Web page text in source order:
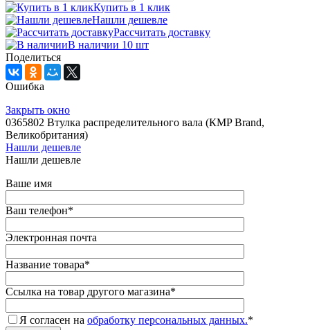
Купить в 1 клик
Нашли дешевле
Рассчитать доставку
В наличии 10 шт
Поделиться
Ошибка
Закрыть окно
0365802 Втулка распределительного вала (КMP Brand,
Великобритания)
Нашли дешевле
Нашли дешевле
Ваше имя
Ваш телефон*
Электронная почта
Название товара*
Ссылка на товар другого магазина*
Я согласен на обработку персональных данных.*